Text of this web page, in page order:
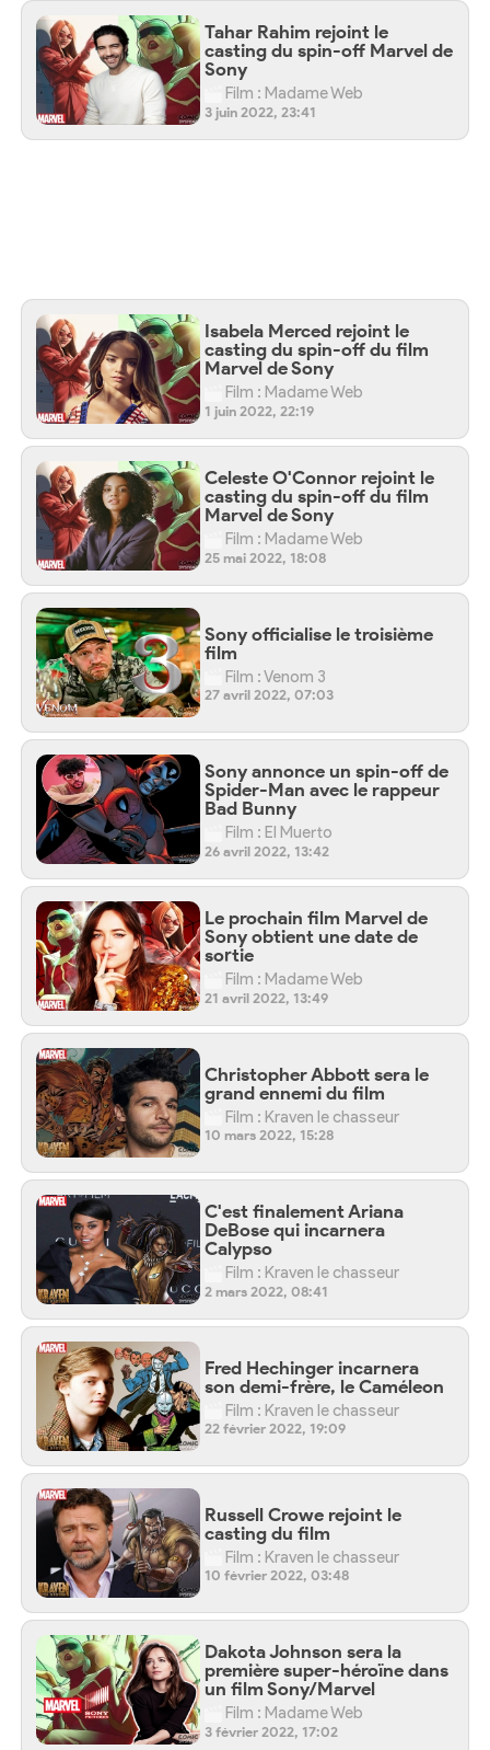
Tahar Rahim rejoint le
casting du spin-off Marvel de
Sony
Film : Madame Web
3 juin 2022, 23:41
Isabela Merced rejoint le
casting du spin-off du film
Marvel de Sony
Film : Madame Web
1 juin 2022, 22:19
Celeste O'Connor rejoint le
casting du spin-off du film
Marvel de Sony
Film : Madame Web
25 mai 2022, 18:08
Sony officialise le troisième
film
Film : Venom 3
27 avril 2022, 07:03
Sony annonce un spin-off de
Spider-Man avec le rappeur
Bad Bunny
Film : El Muerto
26 avril 2022, 13:42
Le prochain film Marvel de
Sony obtient une date de
sortie
Film : Madame Web
21 avril 2022, 13:49
Christopher Abbott sera le
grand ennemi du film
Film : Kraven le chasseur
10 mars 2022, 15:28
C'est finalement Ariana
DeBose qui incarnera
Calypso
Film : Kraven le chasseur
2 mars 2022, 08:41
Fred Hechinger incarnera
son demi-frère, le Caméleon
Film : Kraven le chasseur
22 février 2022, 19:09
Russell Crowe rejoint le
casting du film
Film : Kraven le chasseur
10 février 2022, 03:48
Dakota Johnson sera la
première super-héroïne dans
un film Sony/Marvel
Film : Madame Web
3 février 2022, 17:02